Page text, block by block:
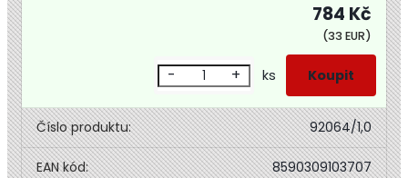
Číslo produktu: 92064/1,0
EAN kód: 8590309103707
784 Kč
(33 EUR)
- + ks